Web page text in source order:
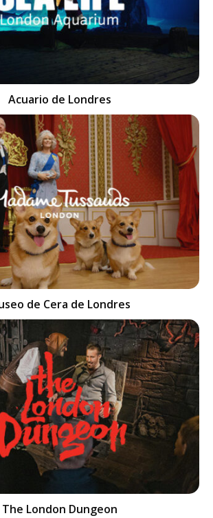
Acuario de Londres
de Cera de Londres
The London Dungeon